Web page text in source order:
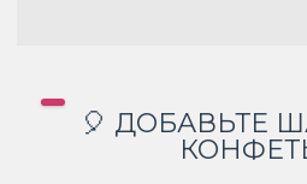
🎈 ДОБАВЬТЕ